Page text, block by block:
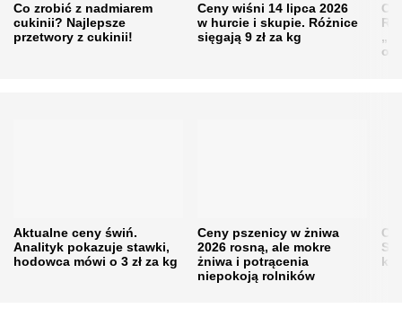
Co zrobić z nadmiarem
cukinii? Najlepsze
przetwory z cukinii!
Ceny wiśni 14 lipca 2026
w hurcie i skupie. Różnice
sięgają 9 zł za kg
Aktualne ceny świń.
Analityk pokazuje stawki,
hodowca mówi o 3 zł za kg
Ceny pszenicy w żniwa
2026 rosną, ale mokre
żniwa i potrącenia
niepokoją rolników